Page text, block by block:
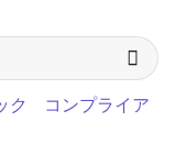
ク
コンプライア